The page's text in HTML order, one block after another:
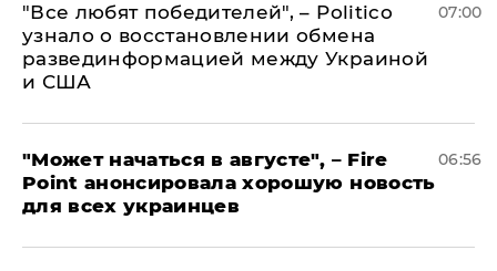
​"Все любят победителей", – Politico
узнало о восстановлении обмена
развединформацией между Украиной
и США
07:00
"Может начаться в августе", – Fire
Point анонсировала хорошую новость
для всех украинцев
06:56